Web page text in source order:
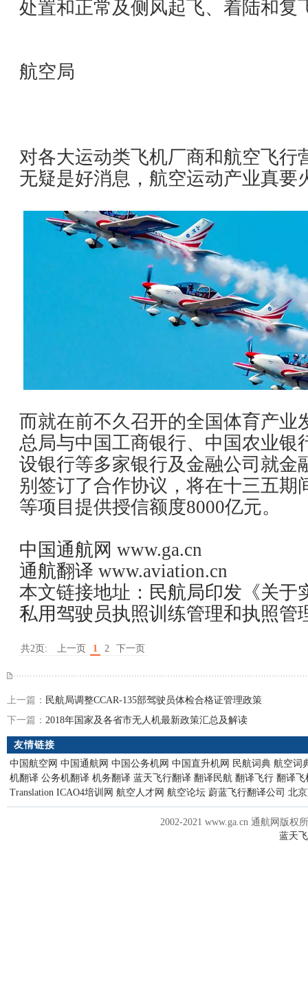
处置和正常及侧风起飞、着陆和
航空局
对各大运动类飞机厂商和航空飞行
无疑是好消息，航空运动产业真要
而就在前不久召开的全国体育产业
总局与中国工商银行、中国农业银
设银行等多家银行及金融公司就金
别签订了合作协议，将在十三五期
等项目提供授信额度8000亿元。
中国通航网 www.ga.cn
通航翻译 www.aviation.cn
本文链接地址： 民航局印发《关于
私用驾驶员执照训练管理和执照管
共2页: 上一页 1 2 下一页
上一篇： 民航局调整CCAR-135部驾驶员体检合格证管理政策
下一篇： 2018年国家及各省市无人机最新政策汇总及解读
友情链接
中国航空网 中国通航网 中国公务机网 中国直升机网 民航词典 航空词
机翻译 公务机翻译 机务翻译 蓝天飞行翻译 翻译民航 翻译飞行 翻译飞
Translation ICAO4培训网 航空人才网 航空论坛 蔚蓝飞行翻译公司 北
2002-2021 www.ga.cn 通航网版权
蓝天